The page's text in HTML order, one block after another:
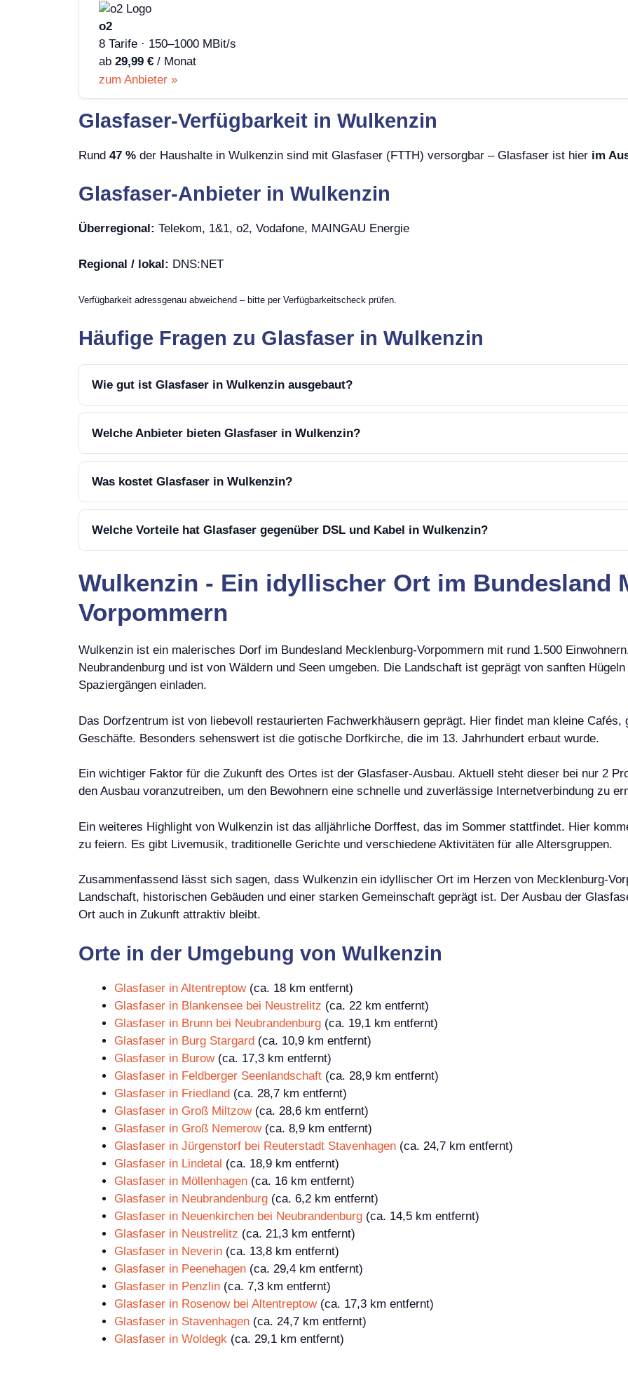
o2
8 Tarife · 150–1000 MBit/s
ab 29,99 € / Monat
zum Anbieter »
Glasfaser-Verfügbarkeit in Wulkenzin
Rund 47 % der Haushalte in Wulkenzin sind mit Glasfaser (FTTH) versorgbar – Glasfaser ist hier im
Glasfaser-Anbieter in Wulkenzin
Überregional: Telekom, 1&1, o2, Vodafone, MAINGAU Energie
Regional / lokal: DNS:NET
Verfügbarkeit adressgenau abweichend – bitte per Verfügbarkeitscheck prüfen.
Häufige Fragen zu Glasfaser in Wulkenzin
Wie gut ist Glasfaser in Wulkenzin ausgebaut?
Welche Anbieter bieten Glasfaser in Wulkenzin?
Was kostet Glasfaser in Wulkenzin?
Welche Vorteile hat Glasfaser gegenüber DSL und Kabel in Wulkenzin?
Wulkenzin - Ein idyllischer Ort im Bundesland
Vorpommern
Wulkenzin ist ein malerisches Dorf im Bundesland Mecklenburg-Vorpommern mit rund 1.500
Neubrandenburg und ist von Wäldern und Seen umgeben. Die Landschaft ist geprägt von sanften
Spaziergängen einladen.
Das Dorfzentrum ist von liebevoll restaurierten Fachwerkhäusern geprägt. Hier findet man kleine Cafés,
Geschäfte. Besonders sehenswert ist die gotische Dorfkirche, die im 13. Jahrhundert erbaut wurde.
Ein wichtiger Faktor für die Zukunft des Ortes ist der Glasfaser-Ausbau. Aktuell steht dieser bei nur 2
den Ausbau voranzutreiben, um den Bewohnern eine schnelle und zuverlässige Internetverbindung zu
Ein weiteres Highlight von Wulkenzin ist das alljährliche Dorffest, das im Sommer stattfindet. Hier
zu feiern. Es gibt Livemusik, traditionelle Gerichte und verschiedene Aktivitäten für alle Altersgruppen.
Zusammenfassend lässt sich sagen, dass Wulkenzin ein idyllischer Ort im Herzen von Mecklenburg-
Landschaft, historischen Gebäuden und einer starken Gemeinschaft geprägt ist. Der Ausbau der
Ort auch in Zukunft attraktiv bleibt.
Orte in der Umgebung von Wulkenzin
Glasfaser in Altentreptow(ca. 18 km entfernt)
Glasfaser in Blankensee bei Neustrelitz (ca. 22 km entfernt)
Glasfaser in Brunn bei Neubrandenburg (ca. 19,1 km entfernt)
Glasfaser in Burg Stargard (ca. 10,9 km entfernt)
Glasfaser in Burow(ca. 17,3 km entfernt)
Glasfaser in Feldberger Seenlandschaft (ca. 28,9 km entfernt)
Glasfaser in Friedland (ca. 28,7 km entfernt)
Glasfaser in Groß Miltzow(ca. 28,6 km entfernt)
Glasfaser in Groß Nemerow(ca. 8,9 km entfernt)
Glasfaser in Jürgenstorf bei Reuterstadt Stavenhagen (ca. 24,7 km entfernt)
Glasfaser in Lindetal (ca. 18,9 km entfernt)
Glasfaser in Möllenhagen (ca. 16 km entfernt)
Glasfaser in Neubrandenburg (ca. 6,2 km entfernt)
Glasfaser in Neuenkirchen bei Neubrandenburg (ca. 14,5 km entfernt)
Glasfaser in Neustrelitz (ca. 21,3 km entfernt)
Glasfaser in Neverin (ca. 13,8 km entfernt)
Glasfaser in Peenehagen (ca. 29,4 km entfernt)
Glasfaser in Penzlin (ca. 7,3 km entfernt)
Glasfaser in Rosenow bei Altentreptow(ca. 17,3 km entfernt)
Glasfaser in Stavenhagen (ca. 24,7 km entfernt)
Glasfaser in Woldegk (ca. 29,1 km entfernt)